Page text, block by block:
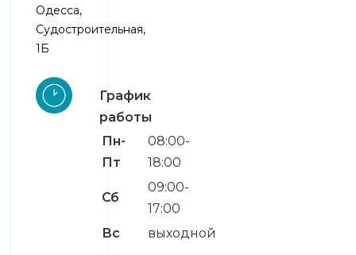
Одесса,
Судостроительная,
1Б
График
работы
Пн-
Пт
08:00-
18:00
Сб
09:00-
17:00
Вс
выходной